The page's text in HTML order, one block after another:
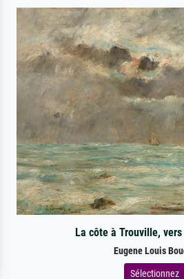
La côte à Trouville,
Eugene Louis
Sélectionnez